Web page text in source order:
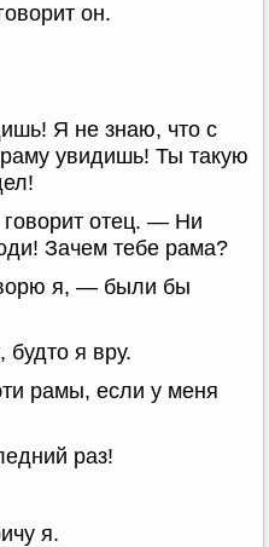
он.
Я не знаю, что с
увидишь! Ты такую
отец. — Ни
Зачем тебе рама?
я, — были бы
будто я вру.
рамы, если у меня
раз!
я.